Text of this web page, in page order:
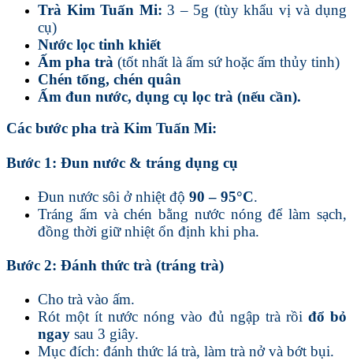
Trà Kim Tuấn Mi: 3 – 5g (tùy khẩu vị và dụng
cụ)
Nước lọc tinh khiết
Ấm pha trà (tốt nhất là ấm sứ hoặc ấm thủy tinh)
Chén tống, chén quân
Ấm đun nước, dụng cụ lọc trà (nếu cần).
Các bước pha trà Kim Tuấn Mi:
Bước 1: Đun nước & tráng dụng cụ
Đun nước sôi ở nhiệt độ 90 – 95°C.
Tráng ấm và chén bằng nước nóng để làm sạch,
đồng thời giữ nhiệt ổn định khi pha.
Bước 2: Đánh thức trà (tráng trà)
Cho trà vào ấm.
Rót một ít nước nóng vào đủ ngập trà rồi đổ bỏ
ngay sau 3 giây.
Mục đích: đánh thức lá trà, làm trà nở và bớt bụi.